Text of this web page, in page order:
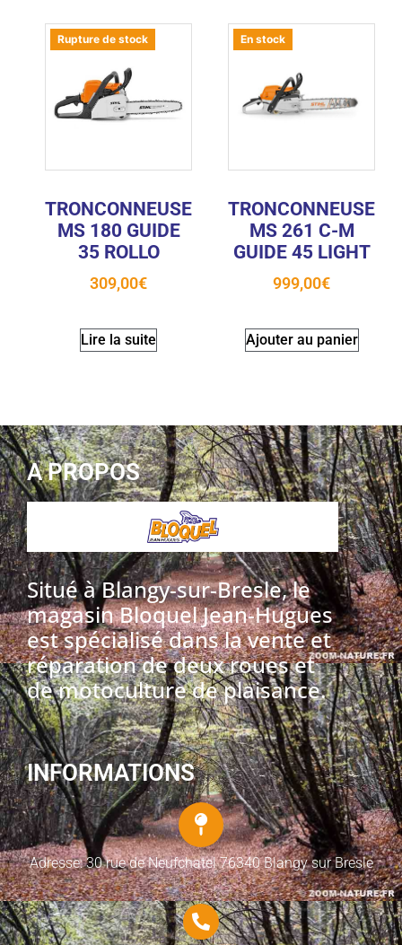
Rupture de stock
TRONCONNEUSE
MS 180 GUIDE
35 ROLLO
309,00€
Lire la suite
En stock
TRONCONNEUSE
MS 261 C-M
GUIDE 45 LIGHT
999,00€
Ajouter au panier
A PROPOS
Situé à Blangy-sur-Bresle, le
magasin Bloquel Jean-Hugues
est spécialisé dans la vente et
réparation de deux roues et
de motoculture de plaisance.
INFORMATIONS
Adresse: 30 rue de Neufchatel 76340 Blangy sur Bresle